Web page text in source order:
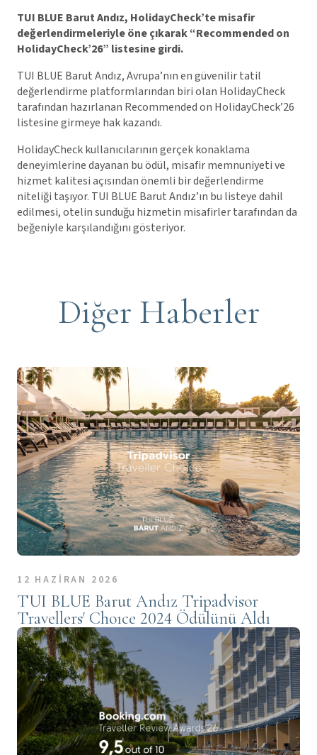
TUI BLUE Barut Andız, HolidayCheck’te misafir
değerlendirmeleriyle öne çıkarak “Recommended on
HolidayCheck’26” listesine girdi.
TUI BLUE Barut Andız, Avrupa’nın en güvenilir tatil
değerlendirme platformlarından biri olan HolidayCheck
tarafından hazırlanan Recommended on HolidayCheck’26
listesine girmeye hak kazandı.
HolidayCheck kullanıcılarının gerçek konaklama
deneyimlerine dayanan bu ödül, misafir memnuniyeti ve
hizmet kalitesi açısından önemli bir değerlendirme
niteliği taşıyor. TUI BLUE Barut Andız’ın bu listeye dahil
edilmesi, otelin sunduğu hizmetin misafirler tarafından da
beğeniyle karşılandığını gösteriyor.
Diğer Haberler
12 HAZİRAN 2026
TUI BLUE Barut Andız Tripadvisor
Travellers' Choıce 2024 Ödülünü Aldı